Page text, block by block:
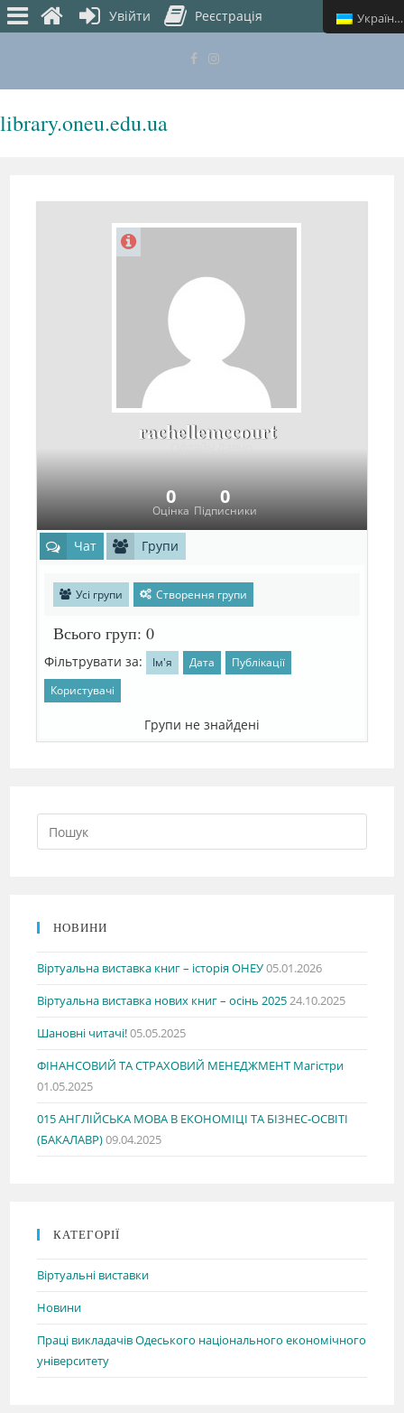
library.oneu.edu.ua
rachellemccourt
Оцінка
0
Підписники
0
Чат Групи
Усі групи Створення групи
Всього груп: 0
Фільтрувати за: Ім'я Дата
Публікації
Користувачі
Групи не знайдені
НОВИНИ
Віртуальна виставка книг – історія ОНЕУ05.01.2026
Віртуальна виставка нових книг – осінь 202524.10.2025
Шановні читачі!05.05.2025
ФІНАНСОВИЙ ТА СТРАХОВИЙ МЕНЕДЖМЕНТ Магістри
01.05.2025
015 АНГЛІЙСЬКА МОВА В ЕКОНОМІЦІ ТА БІЗНЕС-ОСВІТІ
(БАКАЛАВР)09.04.2025
КАТЕГОРІЇ
Віртуальні виставки
Новини
Праці викладачів Одеського національного економічного
університету
Увійти Реєстрація Українська